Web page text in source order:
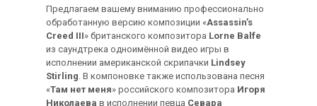
Предлагаем вашему вниманию профессионально
обработанную версию композиции «Assassin’s
Creed III» британского композитора Lorne Balfe
из саундтрека одноимённой видео игры в
исполнении американской скрипачки Lindsey
Stirling. В компоновке также использована песня
«Там нет меня» российского композитора Игоря
Николаева в исполнении певца Севара